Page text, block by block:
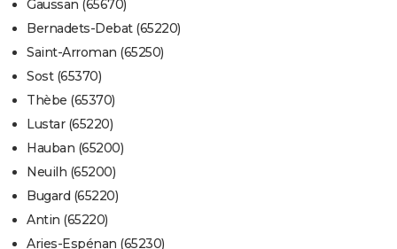
Gaussan (65670)
Bernadets-Debat (65220)
Saint-Arroman (65250)
Sost (65370)
Thèbe (65370)
Lustar (65220)
Hauban (65200)
Neuilh (65200)
Bugard (65220)
Antin (65220)
Aries-Espénan (65230)